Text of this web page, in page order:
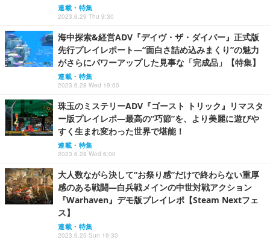
連載・特集
2023.6.29 Thu 9:30
海中探索&経営ADV『デイヴ・ザ・ダイバー』正式版
先行プレイレポート―“面白さ詰め込みまくり”の魅力
がさらにパワーアップした見事な「完成品」【特集】
連載・特集
2023.6.28 Wed 19:00
珠玉のミステリーADV『ゴースト トリック』リマスタ
ー版プレイレポ―最高の“巧節”を、より美麗に遊びや
すく生まれ変わった世界で堪能！
連載・特集
2023.6.28 Wed 6:00
大人数ながら決して“お祭り感”だけで終わらない重厚
感のある戦闘―白兵戦メインの中世対戦アクション
『Warhaven』デモ版プレイレポ【Steam Nextフェ
ス】
連載・特集
2023.6.25 Sun 19:30